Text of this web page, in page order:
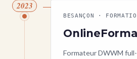
2023
BESANÇON ·
Formateur DWWM